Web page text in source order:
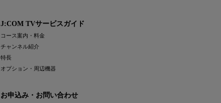
J:COM TVサービスガイド
コース案内・料金
チャンネル紹介
特長
オプション・周辺機器
お申込み・お問い合わせ